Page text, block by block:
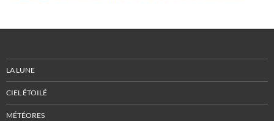
LA LUNE
CIEL ÉTOILÉ
MÉTÉORES